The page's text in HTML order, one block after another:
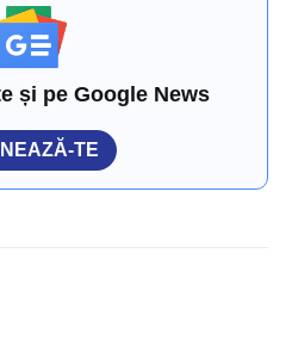
și pe Google News
TE